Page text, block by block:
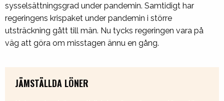
sysselsättningsgrad under pandemin. Samtidigt har
regeringens krispaket under pandemin i större
utsträckning gått till män. Nu tycks regeringen vara på
väg att göra om misstagen ännu en gång.
JÄMSTÄLLDA LÖNER